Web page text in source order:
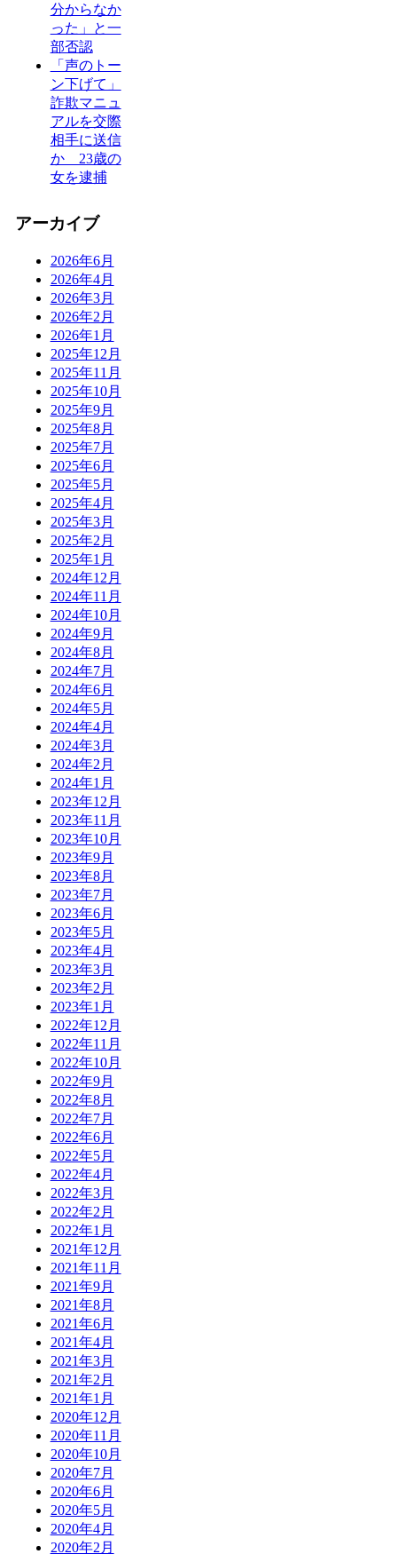
分からなか
った」と一
部否認
「声のトー
ン下げて」
詐欺マニュ
アルを交際
相手に送信
か 23歳の
女を逮捕
アーカイブ
2026年6月
2026年4月
2026年3月
2026年2月
2026年1月
2025年12月
2025年11月
2025年10月
2025年9月
2025年8月
2025年7月
2025年6月
2025年5月
2025年4月
2025年3月
2025年2月
2025年1月
2024年12月
2024年11月
2024年10月
2024年9月
2024年8月
2024年7月
2024年6月
2024年5月
2024年4月
2024年3月
2024年2月
2024年1月
2023年12月
2023年11月
2023年10月
2023年9月
2023年8月
2023年7月
2023年6月
2023年5月
2023年4月
2023年3月
2023年2月
2023年1月
2022年12月
2022年11月
2022年10月
2022年9月
2022年8月
2022年7月
2022年6月
2022年5月
2022年4月
2022年3月
2022年2月
2022年1月
2021年12月
2021年11月
2021年9月
2021年8月
2021年6月
2021年4月
2021年3月
2021年2月
2021年1月
2020年12月
2020年11月
2020年10月
2020年7月
2020年6月
2020年5月
2020年4月
2020年2月